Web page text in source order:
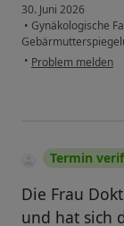
30. Juni 2026
• Gynäkologische
• Problem melden
Termin
Die Frau
und hat sich